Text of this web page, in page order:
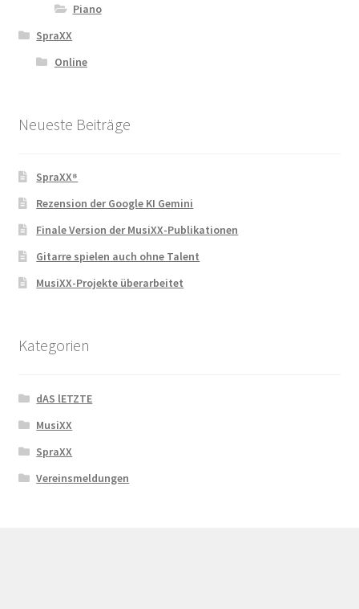
Piano
SpraXX
Online
Neueste Beiträge
SpraXX⁸
Rezension der Google KI Gemini
Finale Version der MusiXX-Publikationen
Gitarre spielen auch ohne Talent
MusiXX-Projekte überarbeitet
Kategorien
dAS lETZTE
MusiXX
SpraXX
Vereinsmeldungen